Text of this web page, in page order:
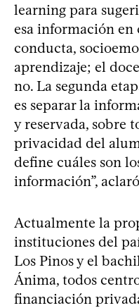
learning para
esa información en
conducta,
aprendizaje; el
no. La segunda
es separar la
y reservada, sobre
privacidad del
define cuáles son
información”,
Actualmente la
instituciones del
Los Pinos y el
Ánima, todos
financiación